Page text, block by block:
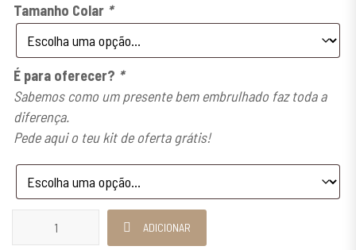
Tamanho Colar *
É para oferecer? *
Sabemos como um presente bem embrulhado faz toda a
diferença.
Pede aqui o teu kit de oferta grátis!
Quantidade de Colar Libra Média
ADICIONAR